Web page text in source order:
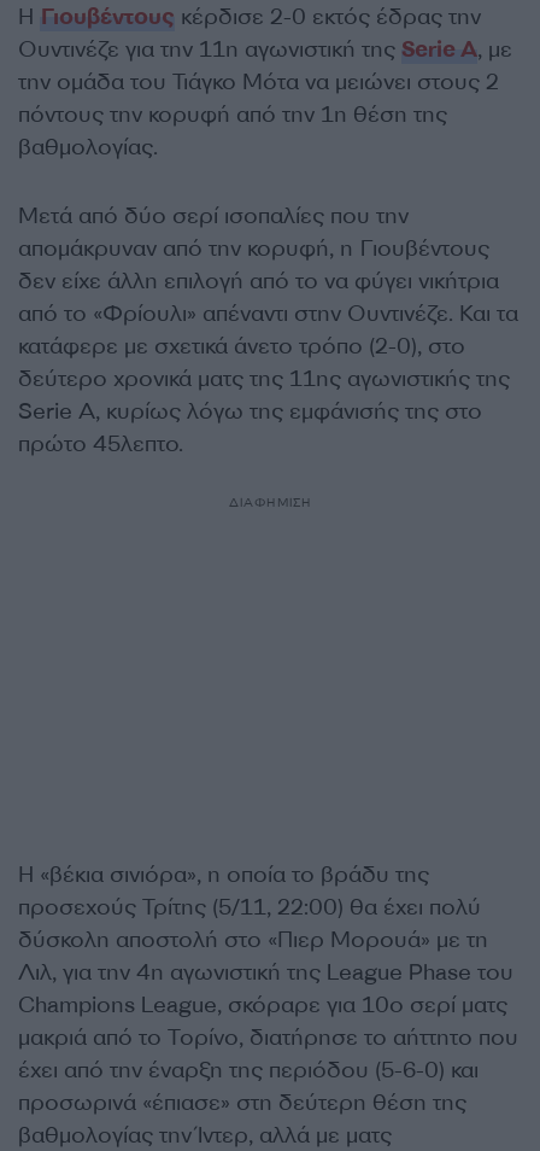
Η Γιουβέντους κέρδισε 2-0 εκτός έδρας την
Ουντινέζε για την 11η αγωνιστική της Serie A, με
την ομάδα του Τιάγκο Μότα να μειώνει στους 2
πόντους την κορυφή από την 1η θέση της
βαθμολογίας.
Μετά από δύο σερί ισοπαλίες που την
απομάκρυναν από την κορυφή, η Γιουβέντους
δεν είχε άλλη επιλογή από το να φύγει νικήτρια
από το «Φρίουλι» απέναντι στην Ουντινέζε. Και τα
κατάφερε με σχετικά άνετο τρόπο (2-0), στο
δεύτερο χρονικά ματς της 11ης αγωνιστικής της
Serie A, κυρίως λόγω της εμφάνισής της στο
πρώτο 45λεπτο.
ΔΙΑΦΗΜΙΣΗ
Η «βέκια σινιόρα», η οποία το βράδυ της
προσεχούς Τρίτης (5/11, 22:00) θα έχει πολύ
δύσκολη αποστολή στο «Πιερ Μορουά» με τη
Λιλ, για την 4η αγωνιστική της League Phase του
Champions League, σκόραρε για 10ο σερί ματς
μακριά από το Τορίνο, διατήρησε το αήττητο που
έχει από την έναρξη της περιόδου (5-6-0) και
προσωρινά «έπιασε» στη δεύτερη θέση της
βαθμολογίας την Ίντερ, αλλά με ματς